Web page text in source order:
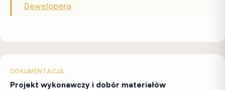
Dewelopera
DOKUMENTACJA
Projekt wykonawczy i dobór materiałów